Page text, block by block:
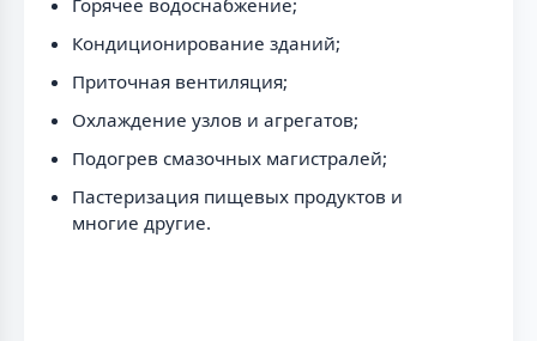
Кондиционирование зданий;
Приточная вентиляция;
Охлаждение узлов и агрегатов;
Подогрев смазочных магистралей;
Пастеризация пищевых продуктов и
многие другие.